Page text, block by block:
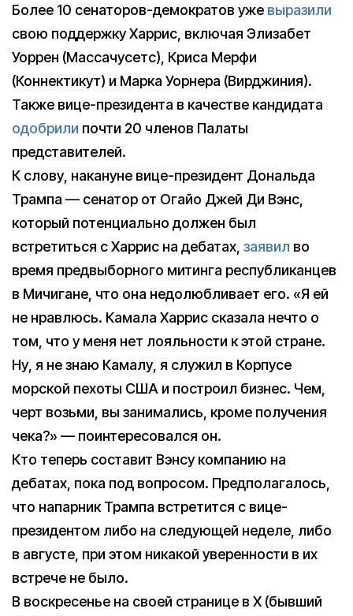
Более 10 сенаторов-демократов уже выразили
свою поддержку Харрис, включая Элизабет
Уоррен (Массачусетс), Криса Мерфи
(Коннектикут) и Марка Уорнера (Вирджиния).
Также вице-президента в качестве кандидата
одобрили почти 20 членов Палаты
представителей.
К слову, накануне вице-президент Дональда
Трампа — сенатор от Огайо Джей Ди Вэнс,
который потенциально должен был
встретиться с Харрис на дебатах, заявил во
время предвыборного митинга республиканцев
в Мичигане, что она недолюбливает его. «Я ей
не нравлюсь. Камала Харрис сказала нечто о
том, что у меня нет лояльности к этой стране.
Ну, я не знаю Камалу, я служил в Корпусе
морской пехоты США и построил бизнес. Чем,
черт возьми, вы занимались, кроме получения
чека?» — поинтересовался он.
Кто теперь составит Вэнсу компанию на
дебатах, пока под вопросом. Предполагалось,
что напарник Трампа встретится с вице-
президентом либо на следующей неделе, либо
в августе, при этом никакой уверенности в их
встрече не было.
В воскресенье на своей странице в X (бывший